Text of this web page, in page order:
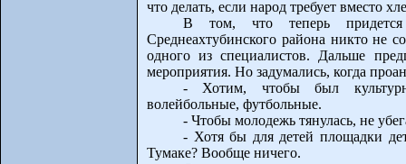
что делать, если народ требует вместо
В том, что теперь придется
Среднеахтубинского района никто не
одного из специалистов. Дальше
мероприятия. Но задумались, когда
- Хотим, чтобы был
волейбольные, футбольные.
- Чтобы молодежь тянулась, не
- Хотя бы для детей площадки
Тумаке? Вообще ничего.